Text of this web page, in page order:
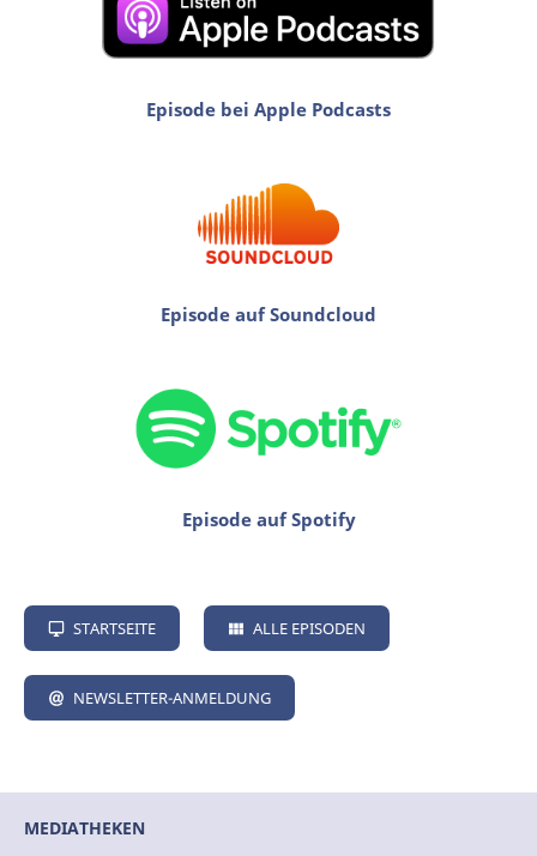
Episode bei Apple Podcasts
Episode auf Soundcloud
Episode auf Spotify
STARTSEITE ALLE EPISODEN
NEWSLETTER-ANMELDUNG
MEDIATHEKEN